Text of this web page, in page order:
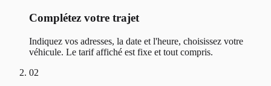
Complétez votre trajet
Indiquez vos adresses, la date et l'heure, choisissez votre
véhicule. Le tarif affiché est fixe et tout compris.
02